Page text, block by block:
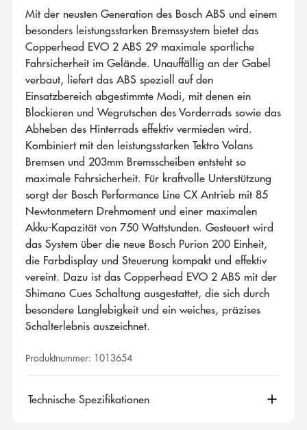
Mit der neusten Generation des Bosch ABS und einem
besonders leistungsstarken Bremssystem bietet das
Copperhead EVO 2 ABS 29 maximale sportliche
Fahrsicherheit im Gelände. Unauffällig an der Gabel
verbaut, liefert das ABS speziell auf den
Einsatzbereich abgestimmte Modi, mit denen ein
Blockieren und Wegrutschen des Vorderrads sowie das
Abheben des Hinterrads effektiv vermieden wird.
Kombiniert mit den leistungsstarken Tektro Volans
Bremsen und 203mm Bremsscheiben entsteht so
maximale Fahrsicherheit. Für kraftvolle Unterstützung
sorgt der Bosch Performance Line CX Antrieb mit 85
Newtonmetern Drehmoment und einer maximalen
Akku-Kapazität von 750 Wattstunden. Gesteuert wird
das System über die neue Bosch Purion 200 Einheit,
die Farbdisplay und Steuerung kompakt und effektiv
vereint. Dazu ist das Copperhead EVO 2 ABS mit der
Shimano Cues Schaltung ausgestattet, die sich durch
besondere Langlebigkeit und ein weiches, präzises
Schalterlebnis auszeichnet.
Produktnummer: 1013654
Technische Spezifikationen